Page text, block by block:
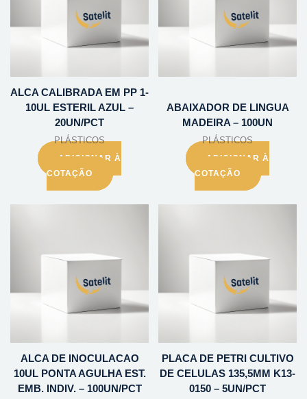
ALCA CALIBRADA EM PP 1-
10UL ESTERIL AZUL –
20UN/PCT
PLÁSTICOS
ADICIONAR À
COTAÇÃO
ABAIXADOR DE LINGUA
MADEIRA – 100UN
PLÁSTICOS
ADICIONAR À
COTAÇÃO
ALCA DE INOCULACAO
10UL PONTA AGULHA EST.
EMB. INDIV. – 100UN/PCT
PLACA DE PETRI CULTIVO
DE CELULAS 135,5MM K13-
0150 – 5UN/PCT